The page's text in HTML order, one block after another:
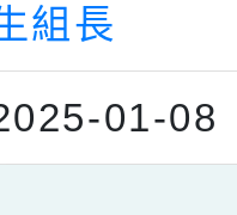
組長
01-08